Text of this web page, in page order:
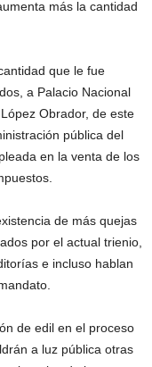
más la cantidad
que le fue
a Palacio Nacional
Obrador, de este
pública del
en la venta de los
de más quejas
por el actual trienio,
e incluso hablan
de edil en el proceso
a luz pública otras